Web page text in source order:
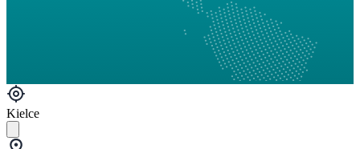
Kielce